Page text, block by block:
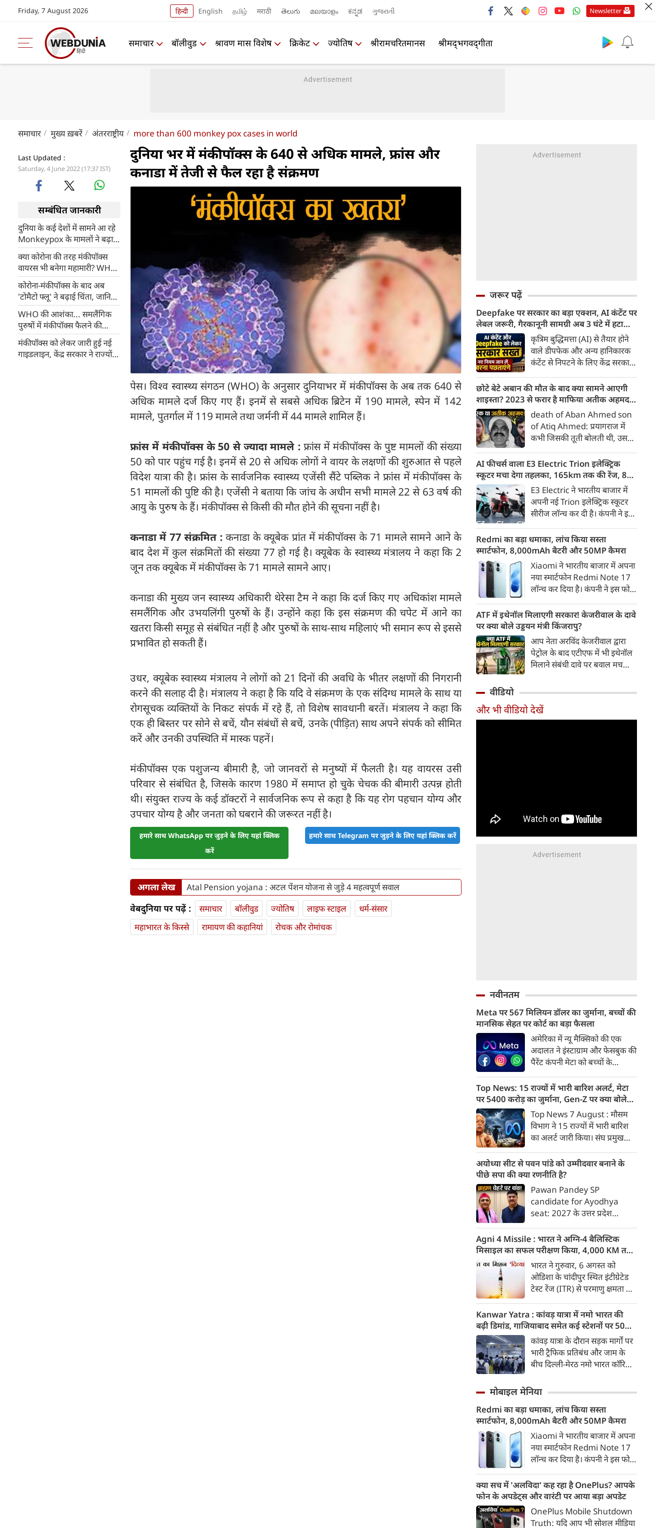
Friday, 7 August 2026 हिन्दी English தமிழ் मराठी తెలుగు മലയാളം ಕನ್ನಡ ગુજરાતી Newsletter
समाचार बॉलीवुड श्रावण मास विशेष क्रिकेट ज्योतिष श्रीरामचरितमानस श्रीमद्‍भगवद्‍गीता
समाचार मुख्य ख़बरें अंतरराष्ट्रीय more than 600 monkey pox cases in world
Last Updated :
Saturday, 4 June 2022 (17:37 IST)
सम्बंधित जानकारी
दुनिया के कई देशों में सामने आ रहे
Monkeypox के मामलों ने बढ़ाई
सरकार की टेंशन, राज्यों के लिए
Guidelines जारी
क्या कोरोना की तरह मंकीपॉक्स
वायरस भी बनेगा महामारी? WHO
ने दिया यह जवाब
कोरोना-मंकीपॉक्स के बाद अब
'टोमैटो फ्लू' ने बढ़ाई चिंता, जानिए
इसके लक्षण और उपचार
WHO की आशंका... समलैंगिक
पुरुषों में मंकीपॉक्स फैलने की
आशंका ज्‍यादा
मंकीपॉक्स को लेकर जारी हुई नई
गाइडलाइन, केंद्र सरकार ने राज्‍यों
दुनिया भर में मंकीपॉक्स के 640 से अधिक मामले, फ्रांस और
कनाडा में तेजी से फैल रहा है संक्रमण
पेस। विश्व स्वास्थ्य संगठन (WHO) के अनुसार दुनियाभर में मंकीपॉक्स के अब तक 640 से
अधिक मामले दर्ज किए गए हैं। इनमें से सबसे अधिक ब्रिटेन में 190 मामले, स्पेन में 142
मामले, पुतर्गाल में 119 मामले तथा जर्मनी में 44 मामले शामिल हैं।
फ्रांस में मंकीपॉक्स के 50 से ज्यादा मामले : फ्रांस में मंकीपॉक्स के पुष्ट मामलों की संख्या
50 को पार पहुंच गई है। इनमें से 20 से अधिक लोगों ने वायर के लक्षणों की शुरुआत से पहले
विदेश यात्रा की है। फ्रांस के सार्वजनिक स्वास्थ्य एजेंसी सैंटे पब्लिक ने फ्रांस में मंकीपॉक्स के
51 मामलों की पुष्टि की है। एजेंसी ने बताया कि जांच के अधीन सभी मामले 22 से 63 वर्ष की
आयु के पुरुष के हैं। मंकीपॉक्स से किसी की मौत होने की सूचना नहीं है।
कनाडा में 77 संक्रमित : कनाडा के क्यूबेक प्रांत में मंकीपॉक्स के 71 मामले सामने आने के
बाद देश में कुल संक्रमितों की संख्या 77 हो गई है। क्यूबेक के स्वास्थ्य मंत्रालय ने कहा कि 2
जून तक क्यूबेक में मंकीपॉक्स के 71 मामले सामने आए।
कनाडा की मुख्य जन स्वास्थ्य अधिकारी थेरेसा टैम ने कहा कि दर्ज किए गए अधिकांश मामले
समलैंगिक और उभयलिंगी पुरुषों के हैं। उन्होंने कहा कि इस संक्रमण की चपेट में आने का
खतरा किसी समूह से संबंधित नहीं है और पुरुषों के साथ-साथ महिलाएं भी समान रूप से इससे
प्रभावित हो सकती हैं।
उधर, क्यूबेक स्वास्थ्य मंत्रालय ने लोगों को 21 दिनों की अवधि के भीतर लक्षणों की निगरानी
करने की सलाह दी है। मंत्रालय ने कहा है कि यदि वे संक्रमण के एक संदिग्ध मामले के साथ या
रोगसूचक व्यक्तियों के निकट संपर्क में रहे हैं, तो विशेष सावधानी बरतें। मंत्रालय ने कहा कि
एक ही बिस्तर पर सोने से बचें, यौन संबंधों से बचें, उनके (पीड़ित) साथ अपने संपर्क को सीमित
करें और उनकी उपस्थिति में मास्क पहनें।
मंकीपॉक्स एक पशुजन्य बीमारी है, जो जानवरों से मनुष्यों में फैलती है। यह वायरस उसी
परिवार से संबंधित है, जिसके कारण 1980 में समाप्त हो चुके चेचक की बीमारी उत्पन्न होती
थी। संयुक्त राज्य के कई डॉक्टरों ने सार्वजनिक रूप से कहा है कि यह रोग पहचान योग्य और
उपचार योग्य है और जनता को घबराने की जरूरत नहीं है।
हमारे साथ WhatsApp पर जुड़ने के लिए यहां क्लिक
करें
हमारे साथ Telegram पर जुड़ने के लिए यहां क्लिक करें
अगला लेख Atal Pension yojana : अटल पेंशन योजना से जुड़े 4 महत्वपूर्ण सवाल
वेबदुनिया पर पढ़ें : समाचार बॉलीवुड ज्योतिष लाइफ स्‍टाइल
धर्म-संसार
महाभारत के किस्से
रामायण की कहानियां रोचक और रोमांचक
जरूर पढ़ें
Deepfake पर सरकार का बड़ा एक्शन, AI कंटेंट पर
लेबल जरूरी, गैरकानूनी सामग्री अब 3 घंटे में हटानी
होगी, नए नियम जान लें वरना पछताएंगे
कृत्रिम बुद्धिमत्ता (AI) से तैयार होने
वाले डीपफेक और अन्य हानिकारक
कंटेंट से निपटने के लिए केंद्र सरकार
किया है। सरकार ने AI से तैयार कंटेंट
पर स्पष्ट लेबल और पहचान योग्य
मेटाडेटा उपलब्ध कराना अनिवार्य
किया है। साथ ही, सरकारी या
न्यायालय के आदेश के आधार पर
गैरकानूनी जानकारी हटाने की
समयसीमा 36 घंटे से घटाकर 3 घंटे
कर दी गई है।
छोटे बेटे अबान की मौत के बाद क्या सामने आएगी
शाइस्ता? 2023 से फरार है माफिया अतीक अहमद
की पत्नी
death of Aban Ahmed son
of Atiq Ahmed: प्रयागराज में
कभी जिसकी तूती बोलती थी, उस
अहमद के कुनबे पर कानून और
किस्मत की दोहरी मार पड़ रही है।
जिस झांसी जिले में अप्रैल 2023 में
अतीक के एनकाउंटर में मारे गए बेटे
असद की सांसें थमी थीं, उसी झांसी में
अब उसके छोटे बेटे अबान की भीषण
सड़क दुर्घटना में जान चली गई है।
AI फीचर्स वाला E3 Electric Trion इलेक्ट्रिक
स्कूटर मचा देगा तहलका, 165km तक की रेंज, 8
साल की बैटरी वारंटी, कीमत जानेंगे तो हो जाएंगे
हैरान
E3 Electric ने भारतीय बाजार में
अपनी नई Trion इलेक्ट्रिक स्कूटर
सीरीज लॉन्च कर दी है। कंपनी ने इसे
पेश किया है। Trion की शुरुआती
कीमत 99,999 रुपए (एक्स-शोरूम,
बेंगलुरु) रखी गई है। फिलहाल इसकी
बुकिंग बेंगलुरु के ग्राहकों के लिए
कंपनी की आधिकारिक वेबसाइट के
जरिए शुरू की गई है। आने वाले समय
में इसे दूसरे शहरों में भी उपलब्ध
कराया जाएगा।
Redmi का बड़ा धमाका, लांच किया सस्ता
स्मार्टफोन, 8,000mAh बैटरी और 50MP कैमरा
Xiaomi ने भारतीय बाजार में अपना
नया स्मार्टफोन Redmi Note 17
लॉन्च कर दिया है। कंपनी ने इस फोन
डिस्प्ले, 8,000mAh की बड़ी बैटरी
और Qualcomm Snapdragon
चिपसेट के साथ पेश किया है। फोन में
50MP का मेन कैमरा दिया गया है।
इसके अलावा Redmi Note 17 में
Corning Gorilla Glass 7i
चेसिस जैसे फीचर्स मिलते हैं।
ATF में इथेनॉल मिलाएगी सरकार! केजरीवाल के दावे
पर क्या बोले उड्डयन मंत्री किंजरापु?
आप नेता अरविंद केजरीवाल द्वारा
पेट्रोल के बाद एटीएफ में भी इथेनॉल
मिलाने संबंधी दावे पर बवाल मच
इथेनॉल मिलाने की कोई योजना नहीं
है।
वीडियो
और भी वीडियो देखें
नवीनतम
Meta पर 567 मिलियन डॉलर का जुर्माना, बच्चों की
मानसिक सेहत पर कोर्ट का बड़ा फैसला
अमेरिका में न्यू मैक्सिको की एक
अदालत ने इंस्टाग्राम और फेसबुक की
पैरेंट कंपनी मेटा को बच्चों के
मामलों में 567 मिलियन डॉलर
भुगतान करने का आदेश दिया है।
Top News: 15 राज्यों में भारी बारिश अलर्ट, मेटा
पर 5400 करोड़ का जुर्माना, Gen-Z पर क्या बोले
मोहन भागवत
Top News 7 August : मौसम
विभाग ने 15 राज्यों में भारी बारिश
का अलर्ट जारी किया। संघ प्रमुख
ईमानदार और देशभक्त बताया।
अग्नि4 मिसाइल का सफल परीक्षण।
दिल्ली-मेरठ एक्सप्रेसवे पर आज से
सिर्फ डाक कांवड़ को एंट्री मिलेगी।
अमेरिकी अदालत ने मेटा पर 5400
करोड़ का जुर्माना लगाया। 7 अगस्त
की बड़ी खबरें :
अयोध्या सीट से पवन पांडे को उम्मीदवार बनाने के
पीछे सपा की क्या रणनीति है?
Pawan Pandey SP
candidate for Ayodhya
seat: 2027 के उत्तर प्रदेश
पार्टी (सपा) के राष्ट्रीय अध्यक्ष
अखिलेश यादव द्वारा अयोध्या
विधानसभा सीट से पूर्व मंत्री तेज
नारायण उर्फ पवन पांडे को उम्मीदवार
बनाने के पीछे बहुआयामी रणनीतिक
और मनोवैज्ञानिक सोच काम कर रही
है।
Agni 4 Missile : भारत ने अग्नि-4 बैलिस्टिक
मिसाइल का सफल परीक्षण किया, 4,000 KM तक
मारक क्षमता
भारत ने गुरुवार, 6 अगस्त को
ओडिशा के चांदीपुर स्थित इंटीग्रेटेड
टेस्ट रेंज (ITR) से परमाणु क्षमता से
मिसाइल अग्नि-4 का सफल परीक्षण
किया। रक्षा मंत्रालय के मुताबिक, यह
परीक्षण स्ट्रैटेजिक फोर्सेज कमांड
(SFC) और रक्षा अनुसंधान एवं
विकास संगठन (DRDO) की ओर से
किया गया।
Kanwar Yatra : कांवड़ यात्रा में नमो भारत की
बढ़ी डिमांड, गाजियाबाद समेत कई स्टेशनों पर 50%
तक बढ़ी यात्रियों की संख्याकांवड़ यात्रा के दौरान सड़क मार्गों पर
भारी ट्रैफिक प्रतिबंध और जाम के
बीच दिल्ली-मेरठ नमो भारत कॉरिडोर
परिवहन विकल्प बनकर उभरा है।
सफर के चलते कॉरिडोर के कई
स्टेशनों पर यात्रियों की संख्या में 40
से 50 प्रतिशत तक बढ़ गई है।
मोबाइल मेनिया
Redmi का बड़ा धमाका, लांच किया सस्ता
स्मार्टफोन, 8,000mAh बैटरी और 50MP कैमरा
Xiaomi ने भारतीय बाजार में अपना
नया स्मार्टफोन Redmi Note 17
लॉन्च कर दिया है। कंपनी ने इस फोन
डिस्प्ले, 8,000mAh की बड़ी बैटरी
और Qualcomm Snapdragon
चिपसेट के साथ पेश किया है। फोन में
50MP का मेन कैमरा दिया गया है।
क्या सच में 'अलविदा' कह रहा है OnePlus? आपके
फोन के अपडेट्स और वारंटी पर आया बड़ा अपडेट
OnePlus Mobile Shutdown
Truth: यदि आप भी सोशल मीडिया